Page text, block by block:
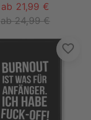
ab 21,99 €
ab 24,99 €